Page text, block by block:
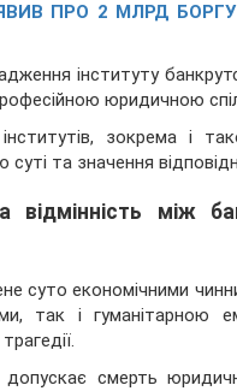
ПРО 2 МЛРД
інституту
юридичною
зокрема і
та значення
відмінність між
суто економічними
так і
смерть